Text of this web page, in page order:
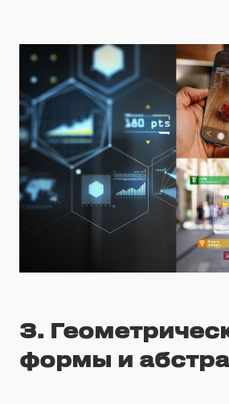
3.
формы и